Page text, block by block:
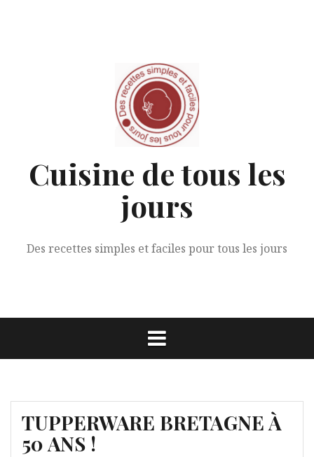
Cuisine de tous les
jours
Des recettes simples et faciles pour tous les jours
TUPPERWARE BRETAGNE À
50 ANS !